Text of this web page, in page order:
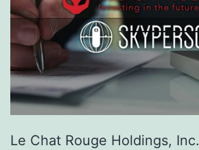
Le Chat Rouge Holdings, Inc.